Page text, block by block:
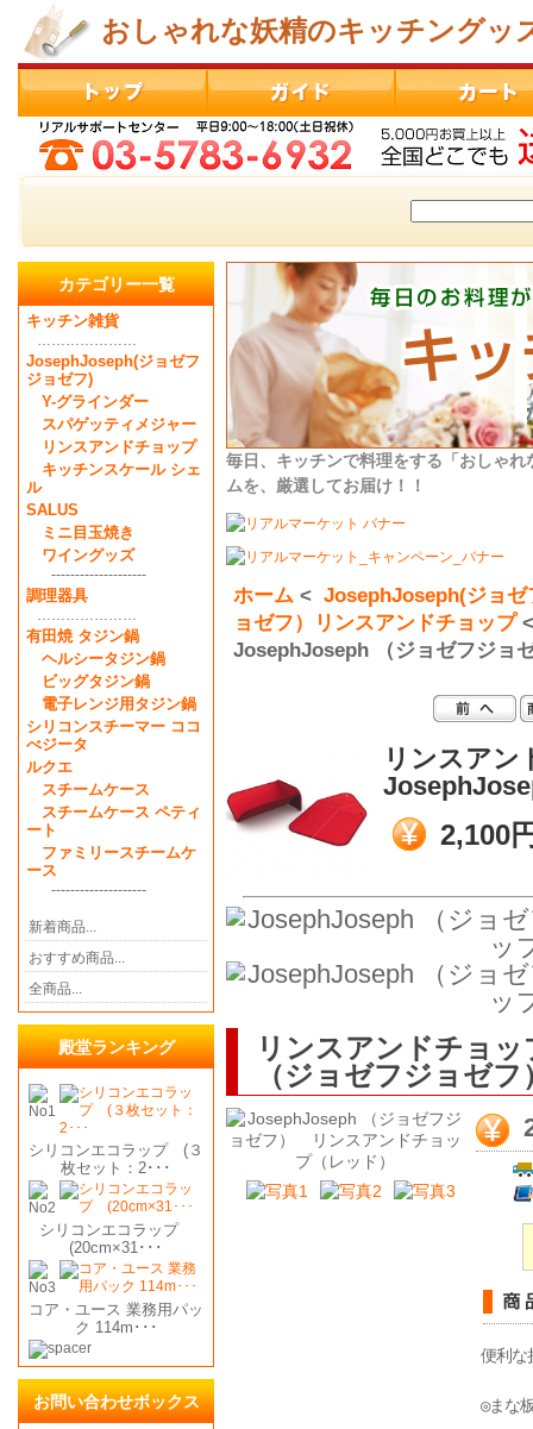
おしゃれな妖精のキッチングッ
カテゴリー一覧
キッチン雑貨
…………………
JosephJoseph(ジョゼフ
ジョゼフ)
Y-グラインダー
スパゲッティメジャー
リンスアンドチョップ
キッチンスケール シェ
ル
SALUS
ミニ目玉焼き
ワイングッズ
--------------------
調理器具
…………………
有田焼 タジン鍋
ヘルシータジン鍋
ビッグタジン鍋
電子レンジ用タジン鍋
シリコンスチーマー ココ
べジータ
ルクエ
スチームケース
スチームケース ペティ
ート
ファミリースチームケ
ース
--------------------
新着商品...
おすすめ商品...
全商品...
殿堂ランキング
シリコンエコラップ (３
枚セット：2･･･
シリコンエコラップ
(20cm×31･･･
コア・ユース 業務用パッ
ク 114m･･･
お問い合わせボックス
毎日、キッチンで料理をする「おしゃ
ムを、厳選してお届け！！
ホーム< JosephJoseph(ジョゼ
ョゼフ）リンスアンドチョップ<
JosephJoseph （ジョゼフジョ
リンスア
2,100
リンスアンドチョ
（ジョゼフジョゼフ
便利な
◎まな